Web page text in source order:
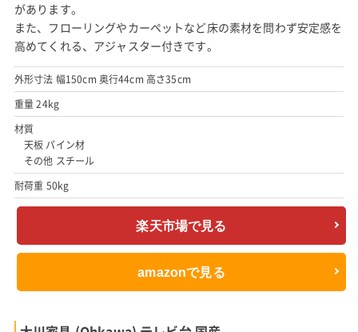
があります。
また、フローリングやカーペットなど床の素材を問わず安定感を
高めてくれる、アジャスター付きです。
外形寸法 幅150cm 奥行44cm 高さ35cm
重量 24kg
材質
天板 パイン材
その他 スチール
耐荷重 50kg
楽天市場で見る
amazonで見る